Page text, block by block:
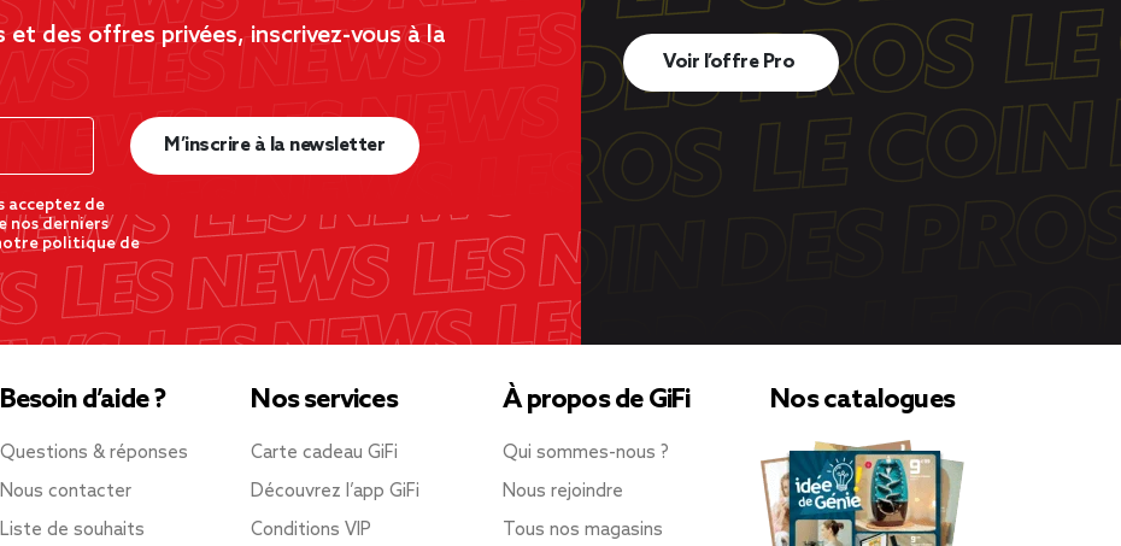
des offres privées, inscrivez-vous à la
acceptez de
nos derniers
politique de
M’inscrire à la newsletter
Voir l’offre Pro
Besoin d’aide ?
Questions & réponses
Nous contacter
Liste de souhaits
Nos services
Carte cadeau GiFi
Découvrez l’app GiFi
Conditions VIP
À propos de GiFi
Qui sommes-nous ?
Nous rejoindre
Tous nos magasins
Nos catalogues